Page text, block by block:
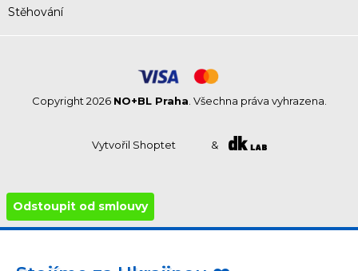
Stěhování
Vytvořil Shoptet &
Copyright 2026 NO+BL Praha. Všechna práva vyhrazena.
Odstoupit od smlouvy